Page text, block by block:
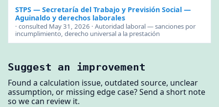
STPS — Secretaría del Trabajo y Previsión Social—
Aguinaldo y derechos laborales
· consulted May 31, 2026 · Autoridad laboral — sanciones por
incumplimiento, derecho universal a la prestación
Suggest an improvement
Found a calculation issue, outdated source, unclear
assumption, or missing edge case? Send a short note
so we can review it.